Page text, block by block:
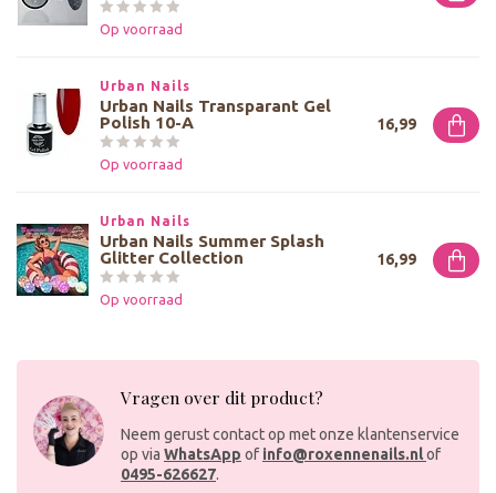
Op voorraad
Urban Nails
Urban Nails Transparant Gel
Polish 10-A
Op voorraad
16,99
Urban Nails
Urban Nails Summer Splash
Glitter Collection
Op voorraad
16,99
Vragen over dit product?
Neem gerust contact op met onze klantenservice
op via WhatsApp of info@roxennenails.nlof
0495-626627.